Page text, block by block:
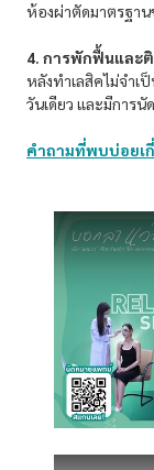
ห้องผ่าตัดมาตรฐาน
4. การพักฟื้นและ
หลังทำเลสิคไม่จำ
วันเดียว และมีการ
คำถามที่พบบ่อยเ